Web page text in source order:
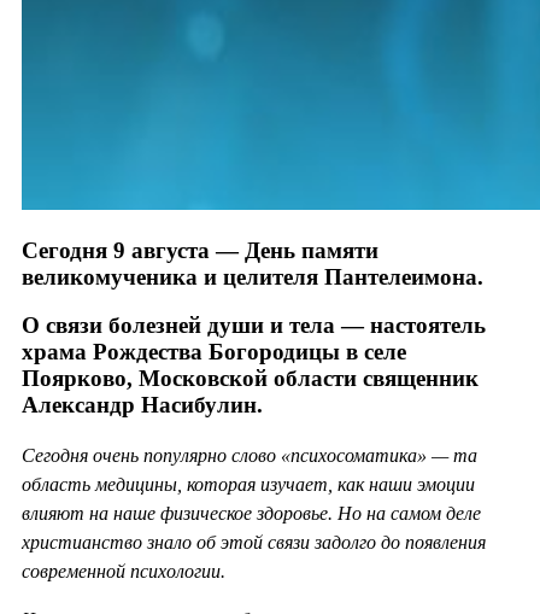
Сегодня 9 августа — День памяти
великомученика и целителя Пантелеимона.
О связи болезней души и тела — настоятель
храма Рождества Богородицы в селе
Поярково, Московской области священник
Александр Насибулин.
Сегодня очень популярно слово «психосоматика» — та
область медицины, которая изучает, как наши эмоции
влияют на наше физическое здоровье. Но на самом деле
христианство знало об этой связи задолго до появления
современной психологии.